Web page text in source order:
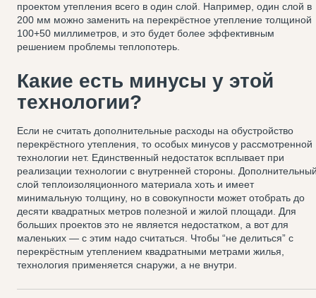
проектом утепления всего в один слой. Например, один слой в
200 мм можно заменить на перекрёстное утепление толщиной
100+50 миллиметров, и это будет более эффективным
решением проблемы теплопотерь.
Какие есть минусы у этой
технологии?
Если не считать дополнительные расходы на обустройство
перекрёстного утепления, то особых минусов у рассмотренной
технологии нет. Единственный недостаток всплывает при
реализации технологии с внутренней стороны.
слой теплоизоляционного материала хоть и имеет
минимальную толщину, но в совокупности может отобрать до
десяти квадратных метров полезной и жилой площади. Для
больших проектов это не является недостатком, а вот для
маленьких — с этим надо считаться. Чтобы “не делиться” с
перекрёстным утеплением квадратными метрами жилья,
технология применяется снаружи, а не внутри.